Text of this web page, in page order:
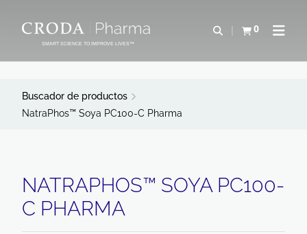
CONTENIDOSMART SCIENCE TO IMPROVE LIVES™
Abrir0
Ver carritoAbrir
Buscador de productos
NatraPhos™ Soya PC100-C Pharma
NATRAPHOS™ SOYA PC100-
C PHARMA